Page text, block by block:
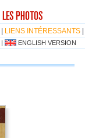
LIENS INTÉRESSANTS
| ENGLISH VERSION